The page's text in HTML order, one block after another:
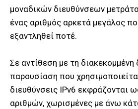
μοναδικών διευθύνσεων
ένας αριθμός αρκετά μεγάλος
εξαντληθεί ποτέ.
Σε αντίθεση με τη διακεκομμένη
παρουσίαση που
διευθύνσεις IPv6 εκφράζονται
αριθμών, χωρισμένες με άνω